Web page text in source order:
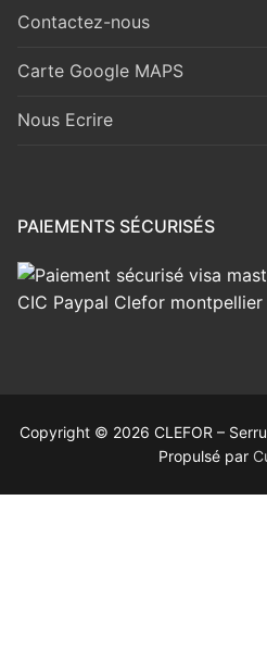
Contactez-nous
Carte Google MAPS
Nous Ecrire
PAIEMENTS SÉCURISÉS
Copyright © 2026 CLEFOR –
Propulsé par